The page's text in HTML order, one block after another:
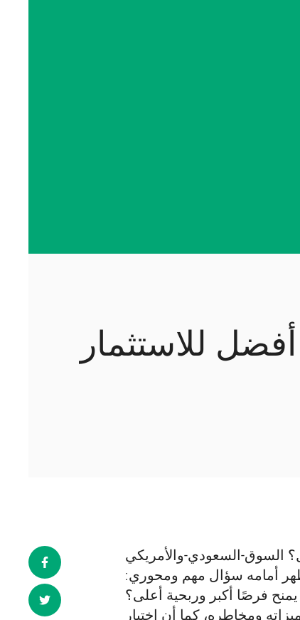
للاستثمار
السوق-السعودي-والأمريكي
يظهر أمامه سؤال مهم ومحوري:
فرصًا أكبر وربحية أعلى؟